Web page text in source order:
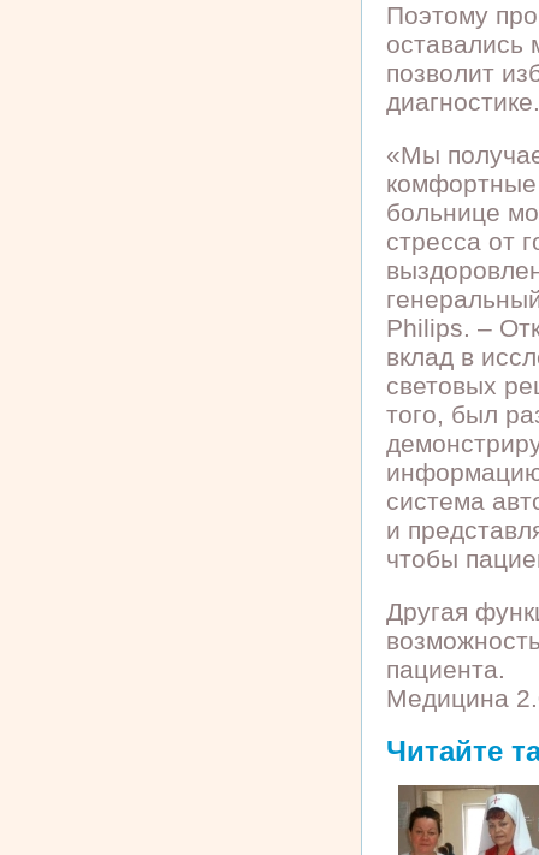
Поэтому
оставались
позволит
диагностике.
«Мы
комфортные
больнице
стресса от
Philips. –
вклад в
световых
того, был
система
и
чтобы
Другая
пациента.
Медицина
Читайте